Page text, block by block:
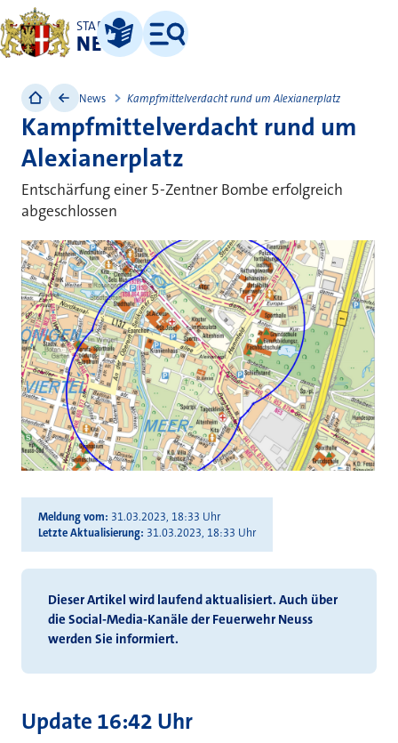
STADT
NEUSS
Leichte Sprache
Menü
News Kampfmittelverdacht rund um Alexianerplatz
Kampfmittelverdacht rund um
Alexianerplatz
Entschärfung einer 5-Zentner Bombe erfolgreich
abgeschlossen
Meldung vom 31.03.2023, 18:33 Uhr
Letzte Aktualisierung 31.03.2023, 18:33 Uhr
Dieser Artikel wird laufend aktualisiert. Auch über
die Social-Media-Kanäle der Feuerwehr Neuss
werden Sie informiert.
Update 16:42 Uhr